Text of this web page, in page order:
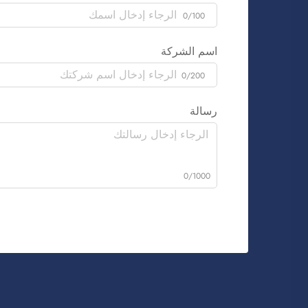
0/100
اسم الشركة
0/200
رسالة
0/1000